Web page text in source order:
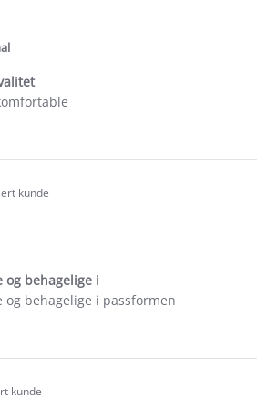
kunde
og behagelige i
og behagelige i passformen
kunde